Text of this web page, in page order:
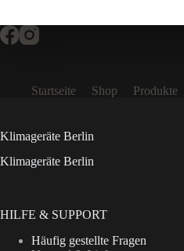
auf.
Die
der
werden
Startseite Shop Produkte
Klimageräte Berlin
Klimageräte Berlin
HILFE & SUPPORT
Häufig gestellte Fragen